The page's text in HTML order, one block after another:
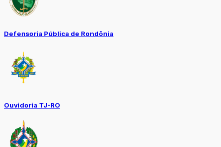
Defensoria Pública de Rondônia
Ouvidoria TJ-RO